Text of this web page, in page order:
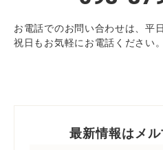
お電話でのお問い合わせは、平
祝日もお気軽にお電話ください。
最新情報はメ